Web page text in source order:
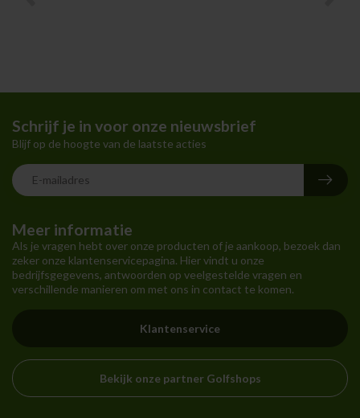
Meer informatie
Als je vragen hebt over onze producten of je aankoop, bezoek dan
zeker onze klantenservicepagina. Hier vindt u onze
bedrijfsgegevens, antwoorden op veelgestelde vragen en
verschillende manieren om met ons in contact te komen.
Klantenservice
Bekijk onze partner Golfshops
Schrijf je in voor onze nieuwsbrief
Blijf op de hoogte van de laatste acties